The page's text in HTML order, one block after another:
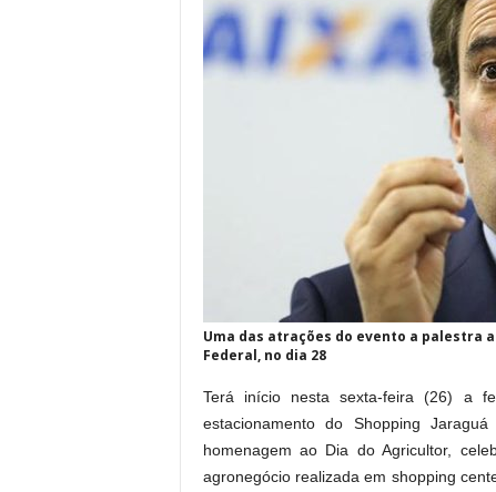
Uma das atrações do evento a palestra
Federal, no dia 28
Terá início nesta sexta-feira (26) a
estacionamento do Shopping
homenagem ao Dia do Agricultor,
agronegócio realizada em shopping